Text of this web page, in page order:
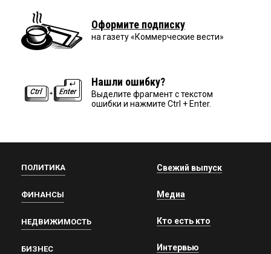
Оформите подписку
на газету «Коммерческие вести»
Нашли ошибку?
Выделите фрагмент с текстом
ошибки и нажмите Ctrl + Enter.
ПОЛИТИКА
ФИНАНСЫ
НЕДВИЖИМОСТЬ
БИЗНЕС
Свежий выпуск
Медиа
Кто есть кто
Интервью